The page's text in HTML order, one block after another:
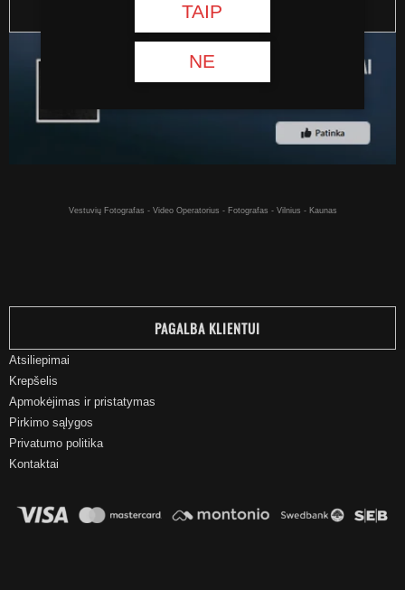
FACEBOOK
Vestuvių Fotografas - Video Operatorius - Fotografas - Vilnius - Kaunas
PAGALBA KLIENTUI
Atsiliepimai
Krepšelis
Apmokėjimas ir pristatymas
Pirkimo sąlygos
Privatumo politika
Kontaktai
TAIP
NE